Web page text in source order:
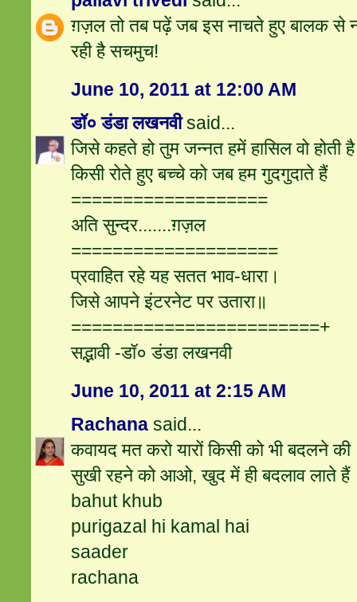
ग़ज़ल तो तब पढ़ें जब इस नाचते हुए बालक से
रही है सचमुच!
June 10, 2011 at 12:00 AM
डॉ० डंडा लखनवीsaid...
जिसे कहते हो तुम जन्नत हमें हासिल वो होती है
किसी रोते हुए बच्चे को जब हम गुदगुदाते हैं
===================
अति सुन्दर.......ग़ज़ल
====================
प्रवाहित रहे यह सतत भाव-धारा।
जिसे आपने इंटरनेट पर उतारा॥
========================+
सद्भावी -डॉ० डंडा लखनवी
June 10, 2011 at 2:15 AM
Rachana said...
कवायद मत करो यारों किसी को भी बदलने की
सुखी रहने को आओ, खुद में ही बदलाव लाते हैं
bahut khub
purigazal hi kamal hai
saader
rachana